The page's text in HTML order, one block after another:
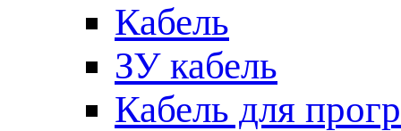
Кабель
ЗУ кабель
Кабель для